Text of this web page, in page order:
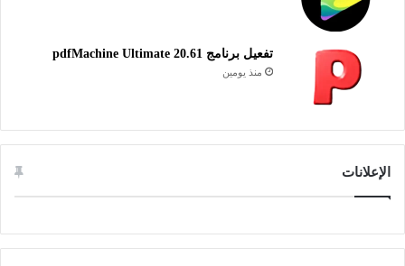
تفعيل برنامج pdfMachine Ultimate 20.61
منذ يومين
الإعلانات